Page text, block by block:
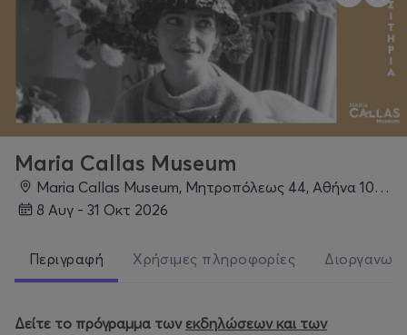
Maria Callas Museum
Maria Callas Museum, Μητροπόλεως 44, Αθήνα 10563, Αθήνα
8 Αυγ - 31 Οκτ 2026
Περιγραφή Χρήσιμες πληροφορίες
Δείτε το πρόγραμμα των εκδηλώσεων και των